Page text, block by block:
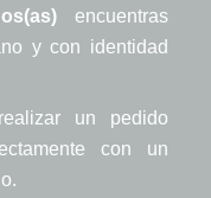
encuentras
y con identidad
un pedido
con un